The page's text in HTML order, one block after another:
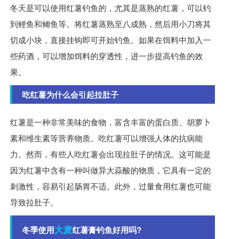
冬天是可以使用红薯钓鱼的，尤其是蒸熟的红薯，可以钓
到鲤鱼和鲫鱼等。将红薯蒸熟至八成熟，然后用小刀将其
切成小块，直接挂钩即可开始钓鱼。如果在饵料中加入一
些药酒，可以增加饵料的穿透性，进一步提高钓鱼的效
果。
吃红薯为什么会引起拉肚子
红薯是一种非常美味的食物，富含丰富的蛋白质、胡萝卜
素和维生素等营养物质。吃红薯可以增强人体的抗病能
力。然而，有些人吃红薯会出现拉肚子的情况。这可能是
因为红薯中含有一种叫做异大蒜酸的物质，它具有一定的
刺激性，容易引起肠胃不适。此外，过量食用红薯也可能
导致拉肚子。
冬季使用大麦红薯膏钓鱼好用吗?